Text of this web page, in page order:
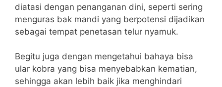
diatasi dengan penanganan dini, seperti sering
menguras bak mandi yang berpotensi dijadikan
sebagai tempat penetasan telur nyamuk.
Begitu juga dengan mengetahui bahaya bisa
ular kobra yang bisa menyebabkan kematian,
sehingga akan lebih baik jika menghindari